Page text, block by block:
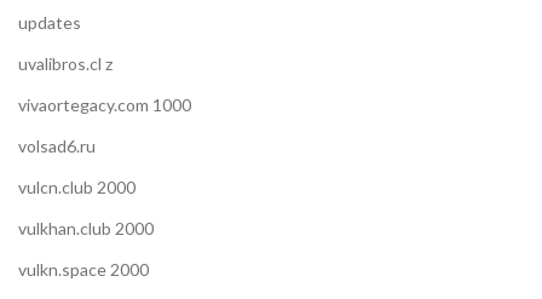
updates
uvalibros.cl z
vivaortegacy.com 1000
volsad6.ru
vulcn.club 2000
vulkhan.club 2000
vulkn.space 2000